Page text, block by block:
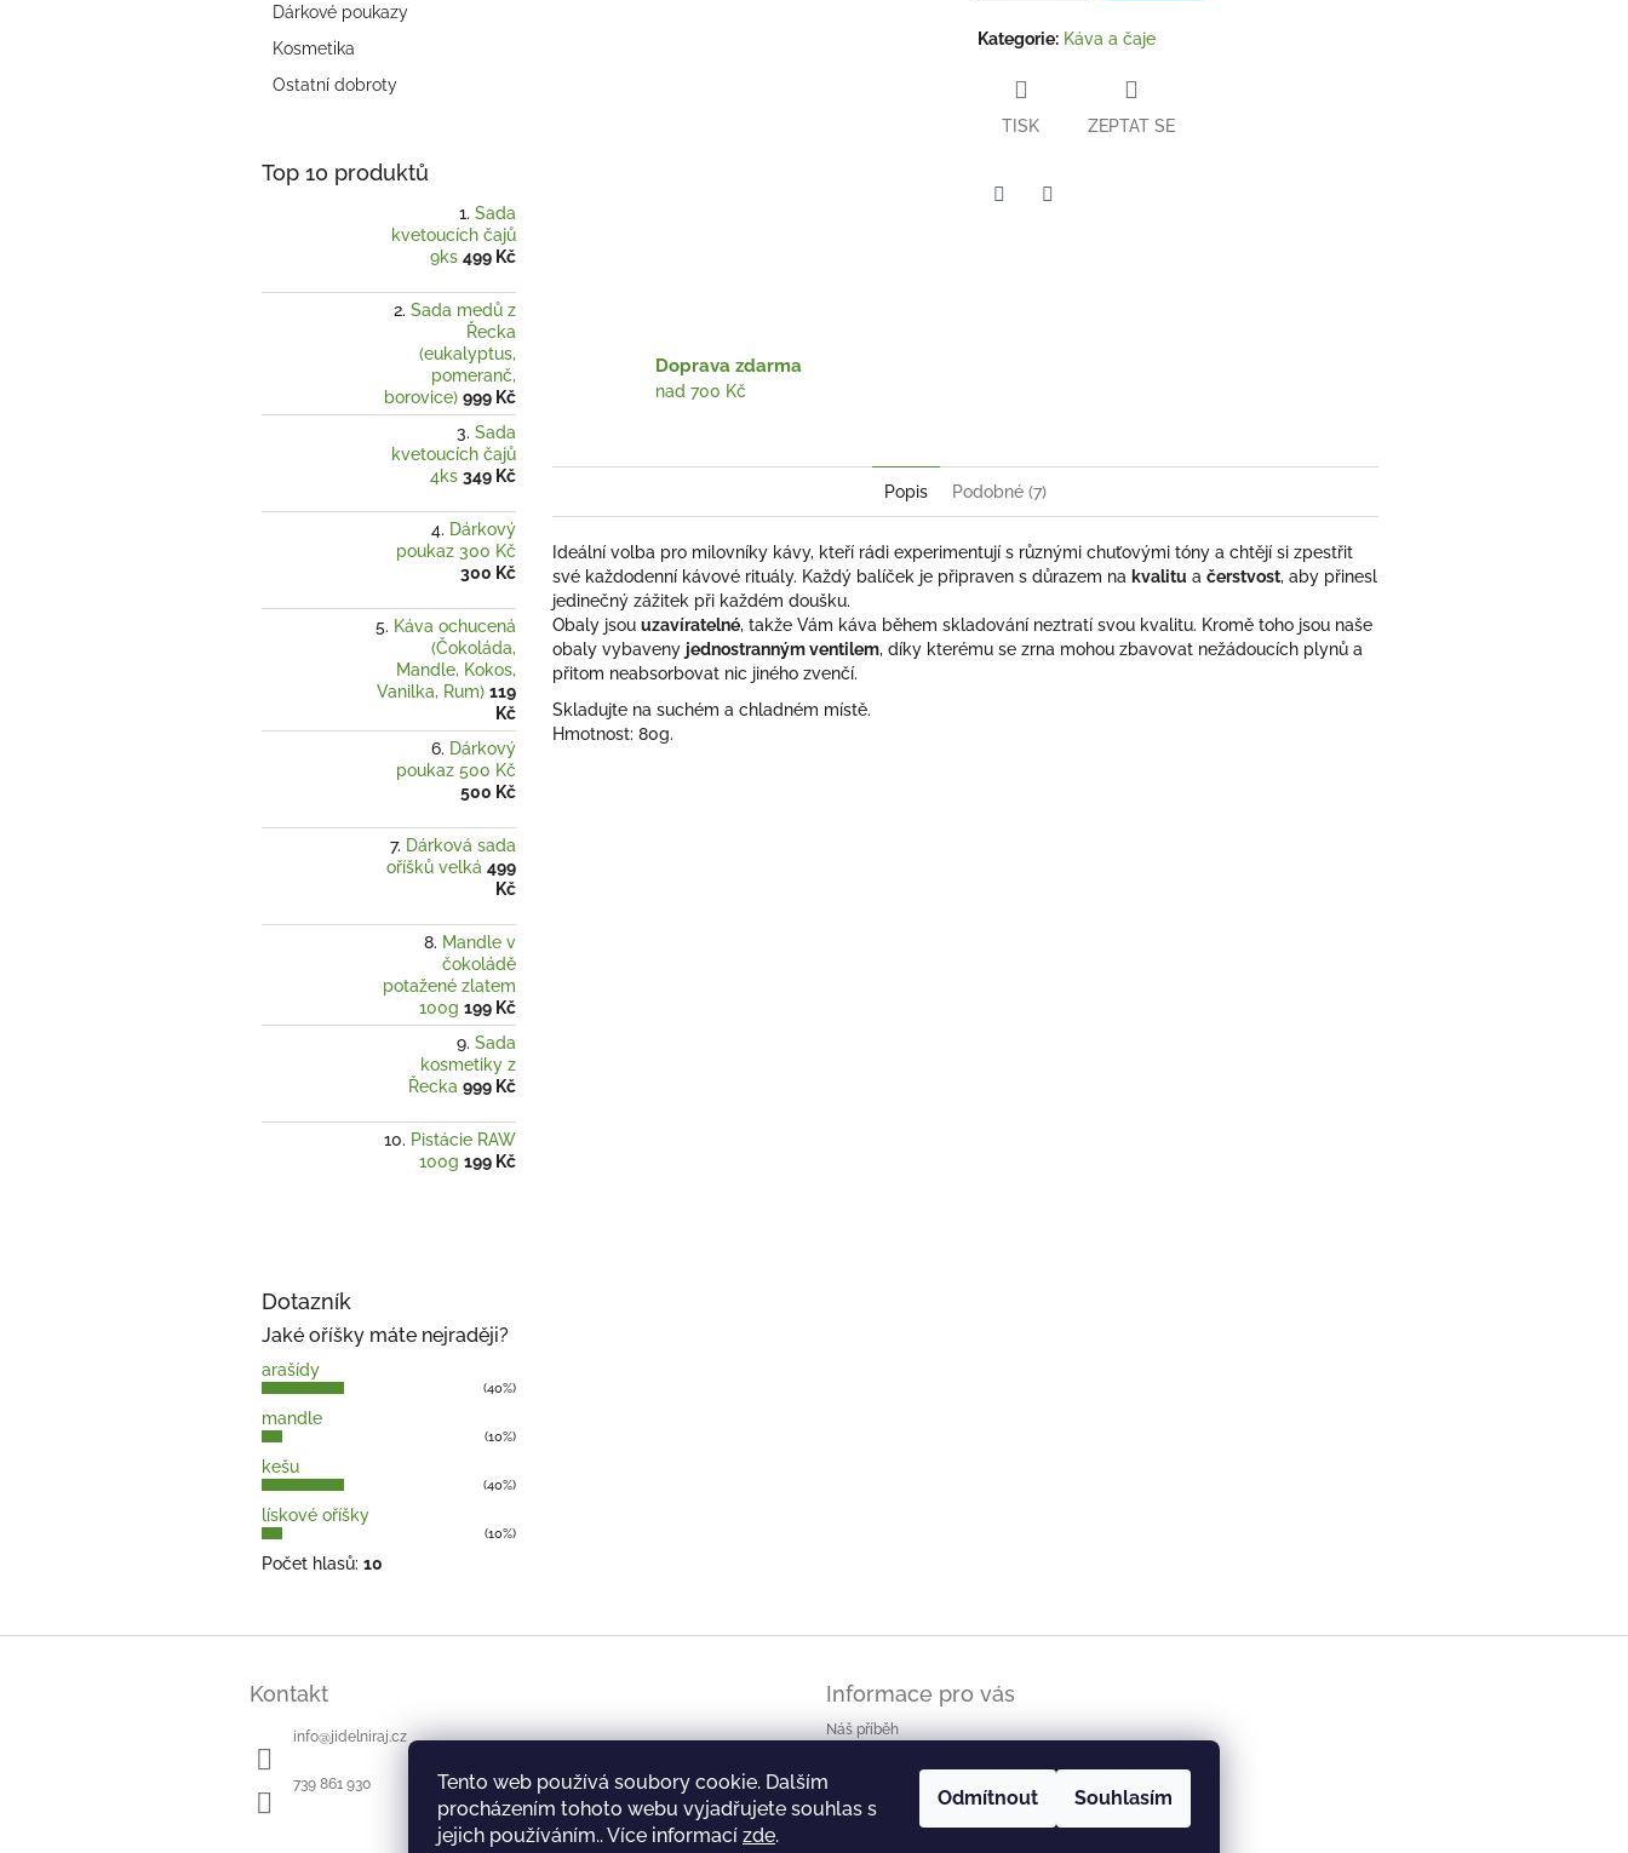
Tento web používá soubory cookie. Dalším
procházením tohoto webu vyjadřujete souhlas s
jejich používáním.. Více informací zde.
Odmítnout Souhlasím
Dárkové poukazy
Kosmetika
Ostatní dobroty
Top 10 produktů
Sada
kvetoucích čajů
9ks 499 Kč
Sada medů z
Řecka
(eukalyptus,
pomeranč,
borovice) 999 Kč
Sada
kvetoucích čajů
4ks 349 Kč
Dárkový
poukaz 300 Kč
300 Kč
Káva ochucená
(Čokoláda,
Mandle, Kokos,
Vanilka, Rum) 119
Kč
Dárkový
poukaz 500 Kč
500 Kč
Dárková sada
oříšků velká 499
Kč
Mandle v
čokoládě
potažené zlatem
100g 199 Kč
Sada
kosmetiky z
Řecka 999 Kč
Pistácie RAW
100g 199 Kč
Dotazník
Jaké oříšky máte nejraději?
arašídy
(40%)
mandle
(10%)
kešu
(40%)
lískové oříšky
(10%)
Počet hlasů: 10
Kategorie: Káva a čaje
TISK ZEPTAT SE
Doprava zdarma
nad 700 Kč
Popis Podobné (7)
Ideální volba pro milovníky kávy, kteří rádi experimentují s různými chuťovými tóny a chtějí si zpestřit
své každodenní kávové rituály. Každý balíček je připraven s důrazem na kvalitu a čerstvost, aby přinesl
jedinečný zážitek při každém doušku.
Obaly jsou uzavíratelné, takže Vám káva během skladování neztratí svou kvalitu. Kromě toho jsou naše
obaly vybaveny jednostranným ventilem, díky kterému se zrna mohou zbavovat nežádoucích plynů a
přitom neabsorbovat nic jiného zvenčí.
Skladujte na suchém a chladném místě.
Hmotnost: 80g.
Kontakt
info@jidelniraj.cz
739 861 930
Informace pro vás
Náš příběh
Vrácení zboží a reklamace
Obchodní podmínky